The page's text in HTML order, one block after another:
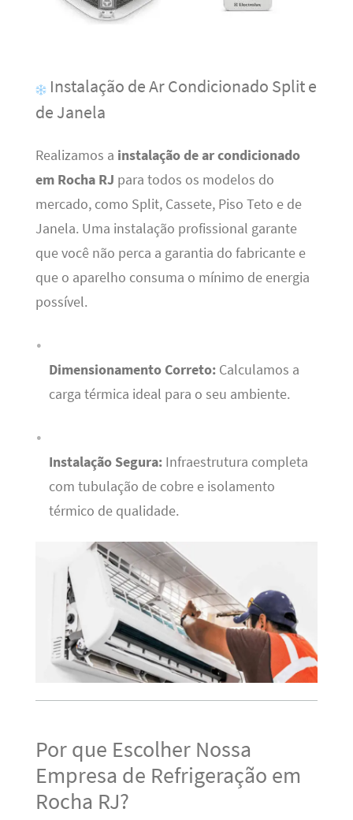
Instalação de Ar Condicionado Split e
de Janela
Realizamos a instalação de ar condicionado
em Rocha RJ para todos os modelos do
mercado, como Split, Cassete, Piso Teto e de
Janela. Uma instalação profissional garante
que você não perca a garantia do fabricante e
que o aparelho consuma o mínimo de energia
possível.
Dimensionamento Correto:Calculamos a
carga térmica ideal para o seu ambiente.
Instalação Segura:Infraestrutura completa
com tubulação de cobre e isolamento
térmico de qualidade.
Por que Escolher Nossa
Empresa de Refrigeração em
Rocha RJ?